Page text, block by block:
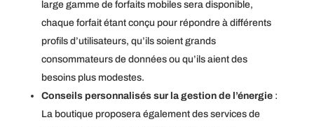
large gamme de forfaits mobiles sera disponible,
chaque forfait étant conçu pour répondre à différents
profils d’utilisateurs, qu’ils soient grands
consommateurs de données ou qu’ils aient des
besoins plus modestes.
Conseils personnalisés sur la gestion de l’énergie:
La boutique proposera également des services de